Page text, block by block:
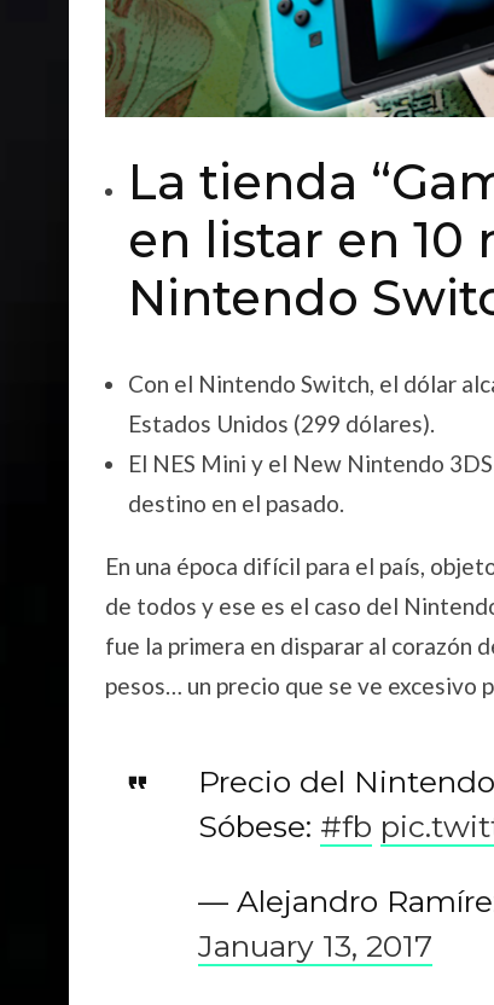
La tienda
en listar en 10
Nintendo
Con el Nintendo Switch, el dólar
Estados Unidos (299 dólares).
El NES Mini y el New Nintendo
destino en el pasado.
En una época difícil para el país,
de todos y ese es el caso del
fue la primera en disparar al corazón
pesos… un precio que se ve excesivo
Precio del
Sóbese: #fb
— Alejandro
January 13, 2017